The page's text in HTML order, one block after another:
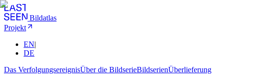
Bildatlas
Projekt
EN|
DE
Das VerfolgungsereignisÜber die BildserieBildserienÜberlieferung